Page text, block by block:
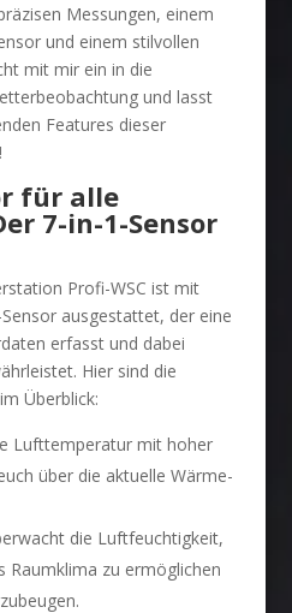
Messungen, einem
und einem stilvollen
mit mir ein in die
und lasst
Features dieser
für alle
7-in-1-Sensor
Profi-WSC ist mit
ausgestattet, der eine
erfasst und dabei
Hier sind die
Überblick:
Lufttemperatur mit hoher
über die aktuelle Wärme-
die Luftfeuchtigkeit,
Raumklima zu ermöglichen